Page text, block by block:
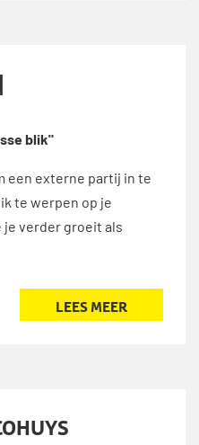
blik"
een externe partij in te
te werpen op je
verder groeit als
LEES MEER